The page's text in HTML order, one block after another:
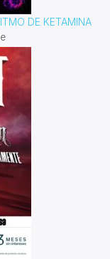
DE KETAMINA